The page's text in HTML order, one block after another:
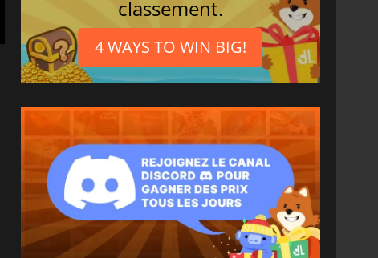
classement.
4 WAYS TO WIN BIG!